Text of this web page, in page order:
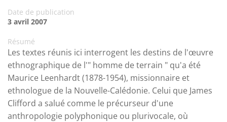
Date de publication
3 avril 2007
Résumé
Les textes réunis ici interrogent les destins de l'œuvre
ethnographique de l'" homme de terrain " qu'a été
Maurice Leenhardt (1878-1954), missionnaire et
ethnologue de la Nouvelle-Calédonie. Celui que James
Clifford a salué comme le précurseur d'une
anthropologie polyphonique ou plurivocale, où